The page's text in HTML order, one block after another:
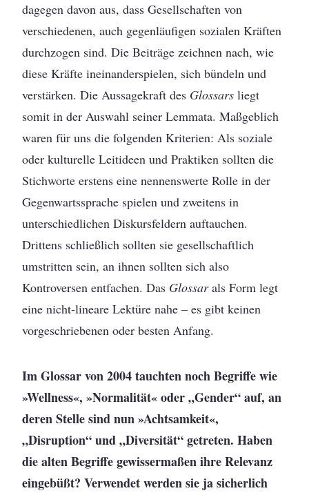
dagegen davon aus, dass Gesellschaften von
verschiedenen, auch gegenläufigen sozialen Kräften
durchzogen sind. Die Beiträge zeichnen nach, wie
diese Kräfte ineinanderspielen, sich bündeln und
verstärken. Die Aussagekraft des Glossarsliegt
somit in der Auswahl seiner Lemmata. Maßgeblich
waren für uns die folgenden Kriterien: Als soziale
oder kulturelle Leitideen und Praktiken sollten die
Stichworte erstens eine nennenswerte Rolle in der
Gegenwartssprache spielen und zweitens in
unterschiedlichen Diskursfeldern auftauchen.
Drittens schließlich sollten sie gesellschaftlich
umstritten sein, an ihnen sollten sich also
Kontroversen entfachen. Das Glossarals Form legt
eine nicht-lineare Lektüre nahe – es gibt keinen
vorgeschriebenen oder besten Anfang.
Im Glossar von 2004 tauchten noch Begriffe wie
»Wellness«, »Normalität« oder „Gender“ auf, an
deren Stelle sind nun »Achtsamkeit«,
„Disruption“ und „Diversität“ getreten. Haben
die alten Begriffe gewissermaßen ihre Relevanz
eingebüßt? Verwendet werden sie ja sicherlich